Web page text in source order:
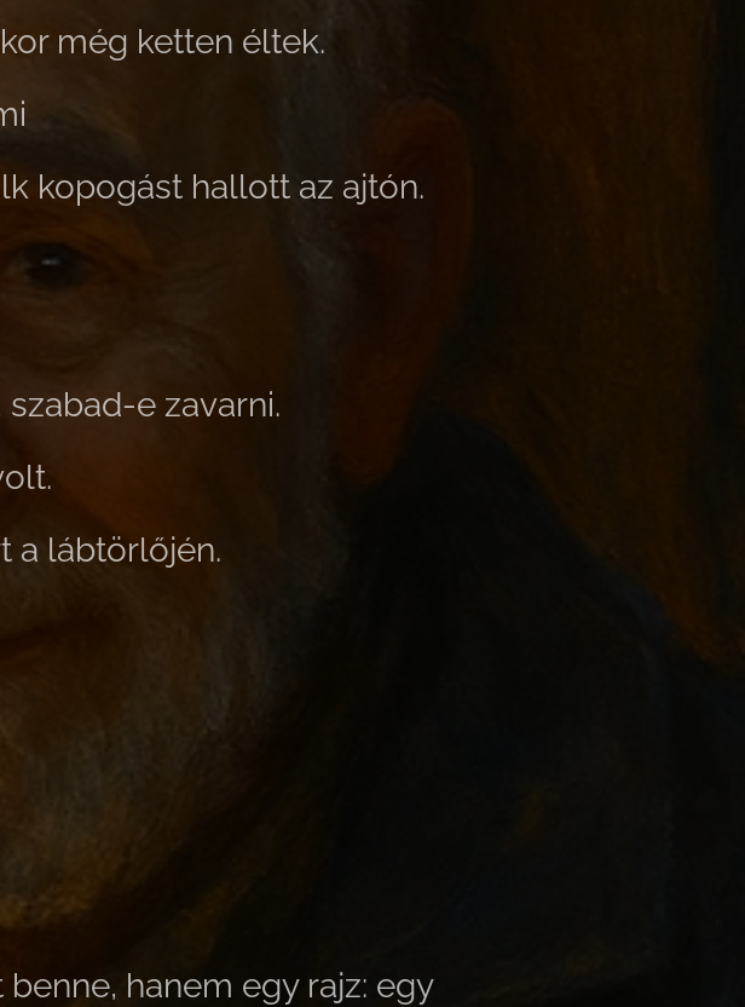
még ketten éltek.
kopogást hallott az ajtón.
e zavarni.
a lábtörlőjén.
hanem egy rajz: egy